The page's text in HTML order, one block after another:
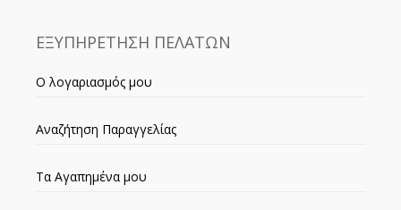
ΕΞΥΠΗΡΕΤΗΣΗ ΠΕΛΑΤΩΝ
Ο λογαριασμός μου
Αναζήτηση Παραγγελίας
Τα Αγαπημένα μου